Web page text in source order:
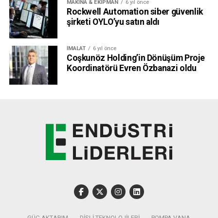
“İçinde bulunulan mevcut durum ve küresel gelişmelere
bakıldığında füzyon daha önce düşündüğümüzden çok
daha yakın. Bu da demektir ki; iklim değişikliği ile mücadele
geliştirmemiz gerekiyor. Atılım yaratan buluşlarımızdan
önce füzyonun uzun yıllar sonra gerçekleşeceği
MAKINA & EKIPMAN 6 yıl önce
Rockwell Automation siber güvenlik
şirketi OYLO’yu satın aldı
İMALAT 6 yıl önce
Coşkunöz Holding’in Dönüşüm Proje
Koordinatörü Evren Özbanazi oldu